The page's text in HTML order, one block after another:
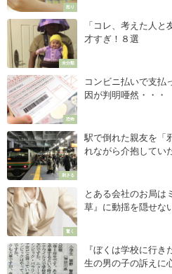
怒り
未分類
「コレ、考えた人
才すぎ！８選
恐怖
コンビニ払いで支
因が判明唖然・・・
刺さる
駅で倒れた親友を「
れながら介抱してい
驚く
とある会社のお局は
草』に動揺を隠せな
『ぼくは学校に行
生の男の子の訴えに